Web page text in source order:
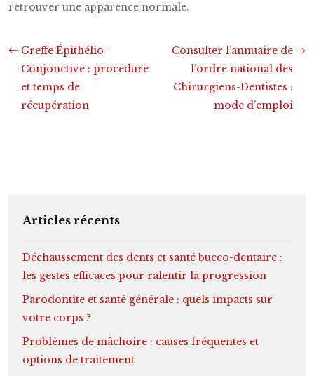
retrouver une apparence normale.
Greffe Épithélio-
Conjonctive : procédure
et temps de
récupération
Consulter l’annuaire de
l’ordre national des
Chirurgiens-Dentistes :
mode d’emploi
Articles récents
Déchaussement des dents et santé bucco-dentaire :
les gestes efficaces pour ralentir la progression
Parodontite et santé générale : quels impacts sur
votre corps ?
Problèmes de mâchoire : causes fréquentes et
options de traitement